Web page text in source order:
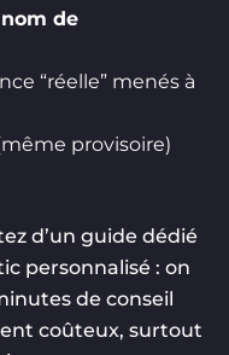
nom de
“réelle” menés à
provisoire)
d’un guide dédié
personnalisé : on
de conseil
coûteux, surtout